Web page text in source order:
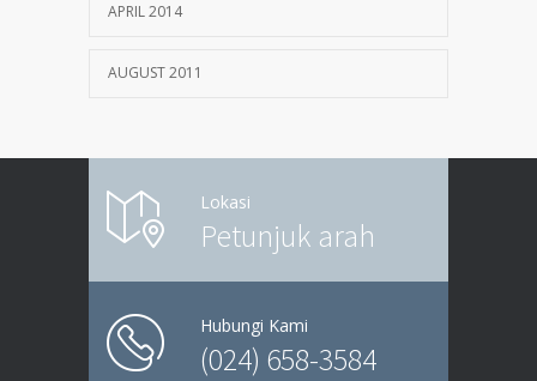
APRIL 2014
AUGUST 2011
Lokasi
Petunjuk arah
Hubungi Kami
(024) 658-3584